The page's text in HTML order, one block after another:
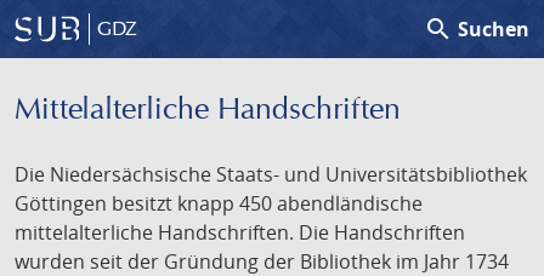
GDZ search Suchen
Mittelalterliche Handschriften
Die Niedersächsische Staats- und Universitätsbibliothek
Göttingen besitzt knapp 450 abendländische
mittelalterliche Handschriften. Die Handschriften
wurden seit der Gründung der Bibliothek im Jahr 1734